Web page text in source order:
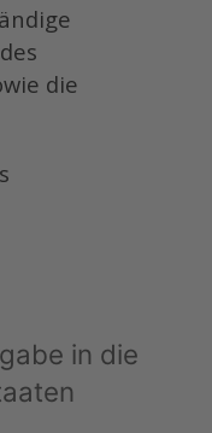
die
in die